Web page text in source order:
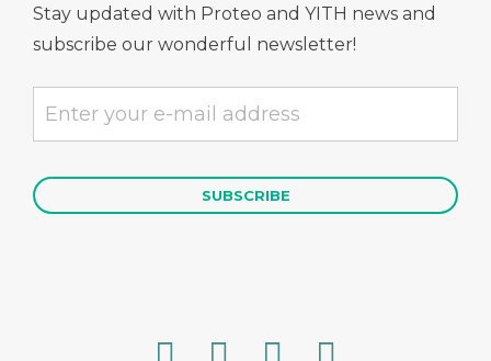
Stay updated with Proteo and YITH news and
subscribe our wonderful newsletter!